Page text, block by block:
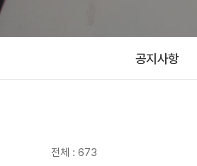
공지사항
전체 : 673